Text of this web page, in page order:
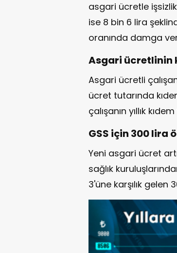
asgari ücretle
ise 8 bin 6 lira
oranında damga
Asgari ücretlinin
Asgari ücretli
ücret tutarında
çalışanın yıllık
GSS için 300 lira
Yeni asgari ücret
sağlık
3'üne karşılık